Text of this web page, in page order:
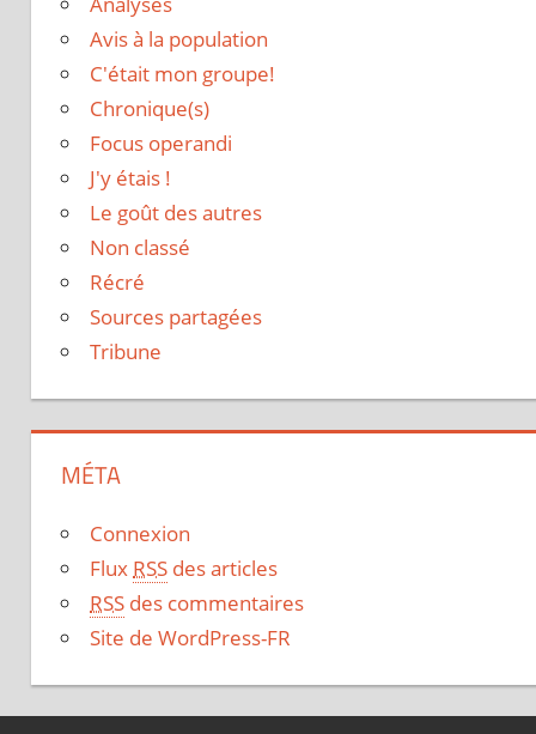
Avis à la population
C'était mon groupe!
Chronique(s)
Focus operandi
J'y étais !
Le goût des autres
Non classé
Récré
Sources partagées
Tribune
MÉTA
Connexion
Flux RSS des articles
RSS des commentaires
Site de WordPress-FR